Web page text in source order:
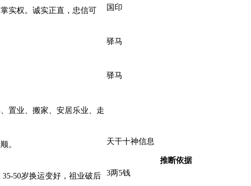
实权。诚实正直，忠信可
国印
驿马
置业、搬家、安居乐业、走
驿马
。 天干十神信息
推断依据
50岁换运变好，祖业破后
3两5钱